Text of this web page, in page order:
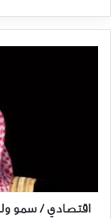
علامة
تجارية
اقتصادي / سمو